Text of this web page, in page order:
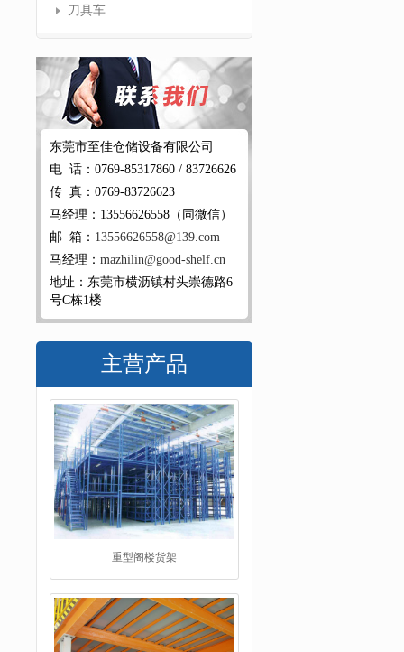
刀具车
东莞市至佳仓储设备有限公司
电 话：0769-85317860 / 83726626
传 真：0769-83726623
马经理：13556626558（同微信）
邮 箱： 13556626558@139.com
马经理： mazhilin@good-shelf.cn
地址：东莞市横沥镇村头崇德路6
号C栋1楼
主营产品
重型阁楼货架
阁楼平台货架